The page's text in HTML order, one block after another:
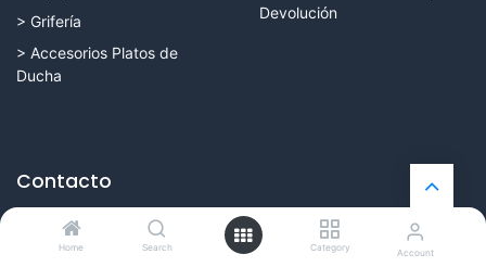
Home Search Category Account
> Grifería
> Accesorios Platos de
Ducha
Devolución
Contacto
C/ Cervantes, 2
16004 Cuenca (España)